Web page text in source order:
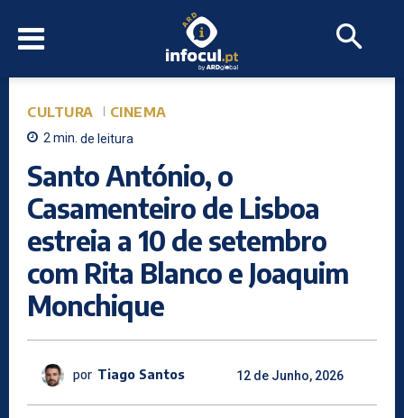
CULTURA CINEMA
2min. de leitura
Santo António, o
Casamenteiro de Lisboa
estreia a 10 de setembro
com Rita Blanco e Joaquim
Monchique
por Tiago Santos 12 de Junho, 2026